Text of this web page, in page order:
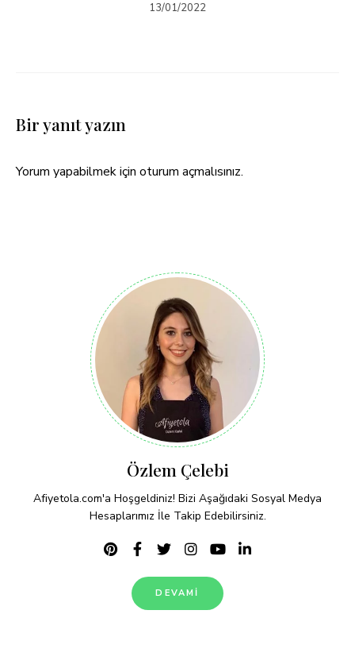
13/01/2022
Bir yanıt yazın
Yorum yapabilmek için oturum açmalısınız.
Özlem Çelebi
Afiyetola.com'a Hoşgeldiniz! Bizi Aşağıdaki Sosyal Medya
Hesaplarımız İle Takip Edebilirsiniz.
DEVAMI